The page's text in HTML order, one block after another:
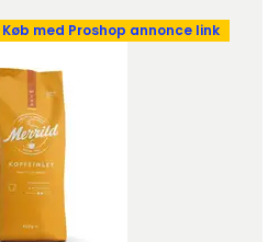
Køb med Proshop annonce link